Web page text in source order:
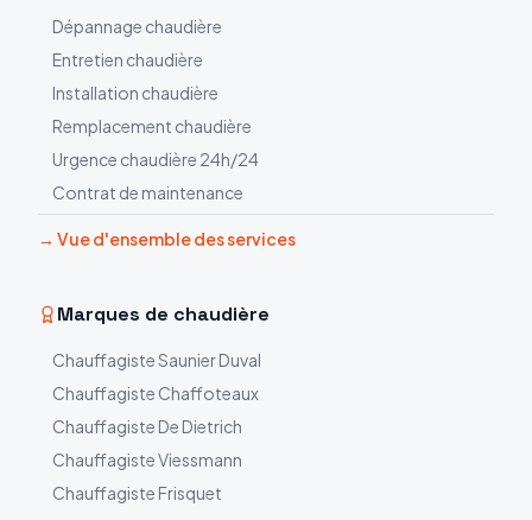
Dépannage chaudière
Entretien chaudière
Installation chaudière
Remplacement chaudière
Urgence chaudière 24h/24
Contrat de maintenance
→ Vue d'ensemble des services
Marques de chaudière
ChauffagisteSaunier Duval
Chauffagiste Chaffoteaux
Chauffagiste De Dietrich
ChauffagisteViessmann
Chauffagiste Frisquet